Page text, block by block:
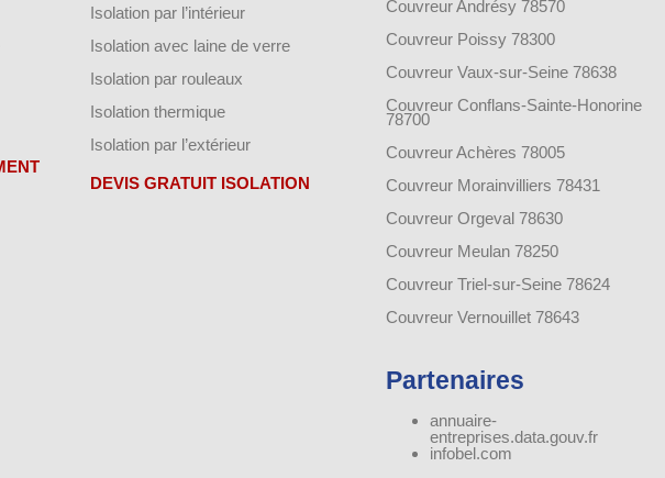
Isolation par l’intérieur
Isolation avec laine de verre
Isolation par rouleaux
Isolation thermique
Isolation par l’extérieur
DEVIS GRATUIT ISOLATION
Couvreur Andrésy 78570
Couvreur Poissy 78300
Couvreur Vaux-sur-Seine 78638
Couvreur Conflans-Sainte-Honorine
78700
Couvreur Achères 78005
Couvreur Morainvilliers 78431
Couvreur Orgeval 78630
Couvreur Meulan 78250
Couvreur Triel-sur-Seine 78624
Couvreur Vernouillet 78643
Partenaires
annuaire-
entreprises.data.gouv.fr
infobel.com